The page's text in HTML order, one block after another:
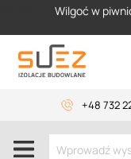
Wilgoć w
+48 732